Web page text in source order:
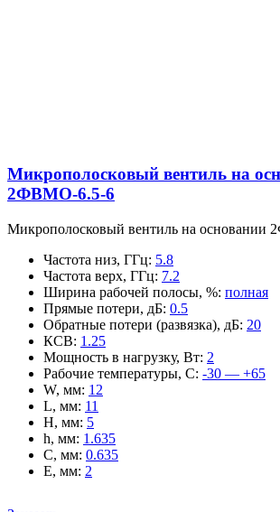
Микрополосковый вентиль на
2ФВМO-6.5-6
Микрополосковый вентиль на основании
Частота низ, ГГц: 5.8
Частота верх, ГГц: 7.2
Ширина рабочей полосы, %: полная
Прямые потери, дБ: 0.5
Обратные потери (развязка), дБ: 20
КСВ: 1.25
Мощность в нагрузку, Вт: 2
Рабочие температуры, С: -30 — +65
W, мм: 12
L, мм: 11
H, мм: 5
h, мм: 1.635
C, мм: 0.635
E, мм: 2